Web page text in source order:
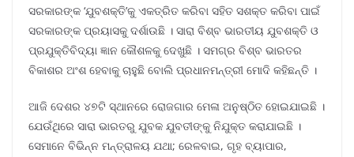
ସରକାରଙ୍କ ‘ଯୁବଶକ୍ତି’କୁ ଏକତ୍ରିତ କରିବା ସହିତ ସଶକ୍ତ କରିବା ପାଇଁ
ସରକାରଙ୍କ ପ୍ରୟାସକୁ ଦର୍ଶାଉଛି । ସାରା ବିଶ୍ବ ଭାରତୀୟ ଯୁବଶକ୍ତି ଓ
ପ୍ରଯୁକ୍ତିବିଦ୍ୟା ଜ୍ଞାନ କୌଶଳକୁ ଦେଖୁଛି । ସମଗ୍ର ବିଶ୍ବ ଭାରତର
ବିକାଶର ଅଂଶ ହେବାକୁ ଚାହୁଛି ବୋଲି ପ୍ରଧାନମନ୍ତ୍ରୀ ମୋଦି କହିଛନ୍ତି ।
ଆଜି ଦେଶର ୪୭ଟି ସ୍ଥାନରେ ରୋଜଗାର ମେଳା ଅନୁଷ୍ଠିତ ହୋଇଯାଇଛି ।
ଯେଉଁଥିରେ ସାରା ଭାରତରୁ ଯୁବକ ଯୁବତୀଙ୍କୁ ନିଯୁକ୍ତ କରାଯାଇଛି ।
ସେମାନେ ବିଭିନ୍ନ ମନ୍ତ୍ରାଳୟ ଯଥା; ରେଳବାଇ, ଗୃହ ବ୍ୟାପାର,